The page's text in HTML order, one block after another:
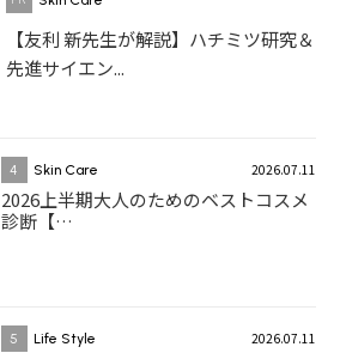
【友利 新先生が解説】ハチミツ研究＆
先進サイエン...
4 Skin Care 2026.07.11
2026上半期大人のためのベストコスメ
診断【…
5 Life Style 2026.07.11